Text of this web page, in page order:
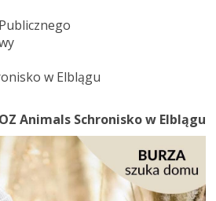
w Elblągu
Animals Schronisko w Elblągu